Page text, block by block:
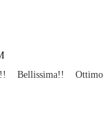
Bellissima!! Ottimo